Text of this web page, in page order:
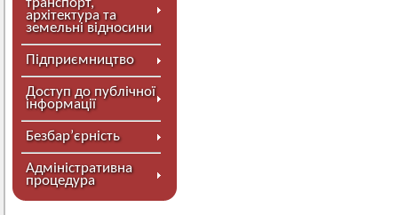
транспорт,
архітектура та
земельні відносини
Підприємництво
Доступ до публічної
інформації
Безбар’єрність
Адміністративна
процедура